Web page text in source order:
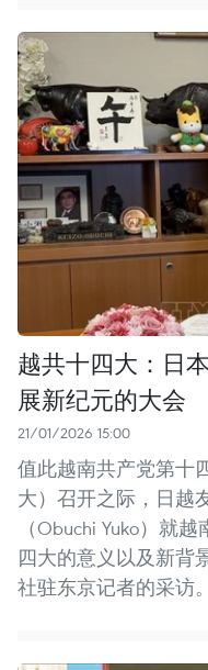
越共十四大：日
展新纪元的大会
21/01/2026 15:00
值此越南共产党第十
大）召开之际，日越
（Obuchi Yuko）就
四大的意义以及新背
社驻东京记者的采访。